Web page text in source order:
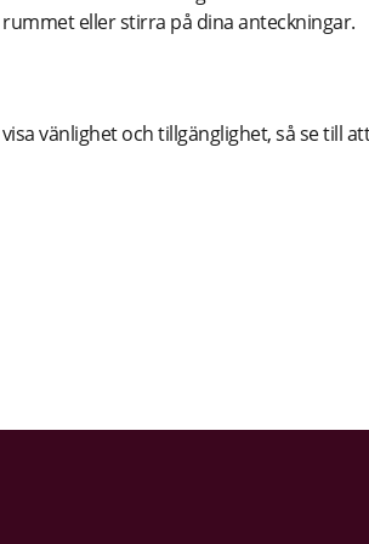
eller stirra på dina anteckningar.
vänlighet och tillgänglighet, så se till